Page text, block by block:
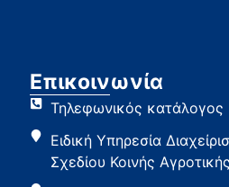
Επικοινωνία
Τηλεφωνικός κατάλογος
Ειδική Υπηρεσία
Σχεδίου Κοινής